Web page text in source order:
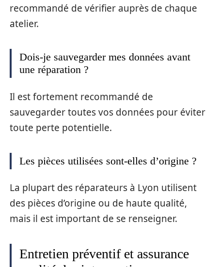
recommandé de vérifier auprès de chaque
atelier.
Dois-je sauvegarder mes données avant
une réparation ?
Il est fortement recommandé de
sauvegarder toutes vos données pour éviter
toute perte potentielle.
Les pièces utilisées sont-elles d’origine ?
La plupart des réparateurs à Lyon utilisent
des pièces d’origine ou de haute qualité,
mais il est important de se renseigner.
Entretien préventif et assurance